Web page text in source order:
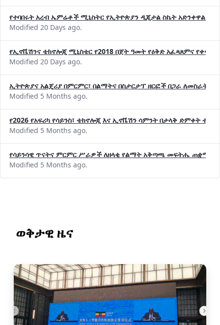
የተባበሩት አረብ ኤምሬቶች ሚኒስትር የኢትዮጵያን ዲጂታል ስኬት አድንቀዋል
Modified 20 Days ago.
የኢኖቬሽንና ቴክኖሎጂ ሚኒስቴር የ2018 በጀት ዓመት የዕቅድ አፈጻጸምና
Modified 20 Days ago.
ኢትዮጵያና አልጄሪያ በምርምር፣ በልማትና በስታርታፕ ዘርፎች በጋራ ለመስራት
Modified 5 Months ago.
የ2026 የአፍሪካ የሳይንስ፣ ቴክኖሎጂ እና ኢኖቬሽን ሳምንት በታላቅ ድምቀት
Modified 5 Months ago.
የሳይንሳዊ ጥናትና ምርምር ሥራዎች ለዘላቂ የልማት አቅጣጫ መፍትሔ ጠቋሚ
Modified 5 Months ago.